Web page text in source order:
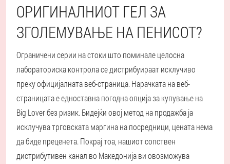
ОРИГИНАЛНИОТ ГЕЛ ЗА
ЗГОЛЕМУВАЊЕ НА ПЕНИСОТ?
Ограничени серии на стоки што поминале целосна
лабораториска контрола се дистрибуираат исклучиво
преку официјалната веб-страница. Нарачката на веб-
страницата е едноставна погодна опција за купување на
Big Lover без ризик. Бидејќи овој метод на продажба ја
исклучува трговската маргина на посредници, цената нема
да биде преценета. Покрај тоа, нашиот сопствен
дистрибутивен канал во Македонија ви овозможува